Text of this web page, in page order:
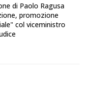
di Paolo Ragusa
promozione
col viceministro